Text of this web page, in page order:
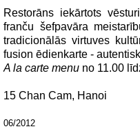
Restorāns iekārtots
franču šefpavāra
tradicionālās virtuves
fusion ēdienkarte -
A la carte menu no 11.00
15 Chan Cam, Hanoi
06/2012